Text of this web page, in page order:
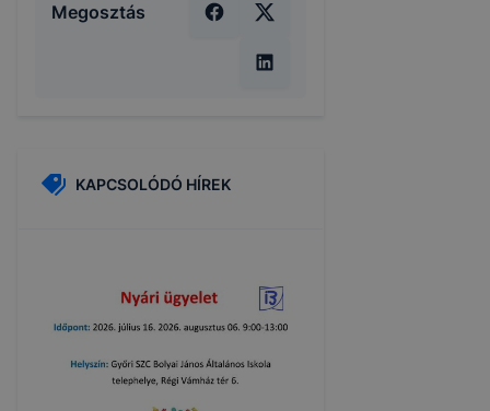
Megosztás
KAPCSOLÓDÓ HÍREK